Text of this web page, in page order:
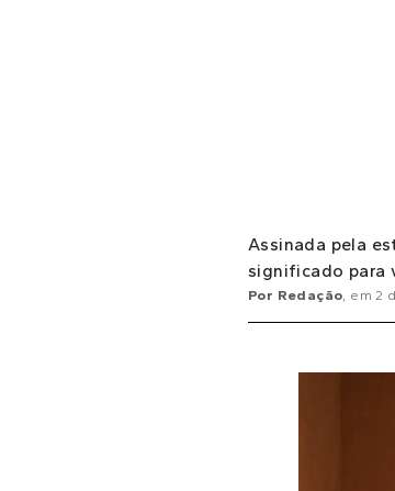
Assinada pela
significado para
Por Redação, em 2